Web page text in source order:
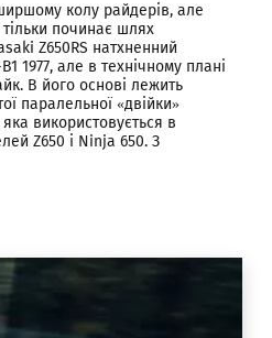
колу райдерів, але
починає шлях
Z650RS натхненний
1977, але в технічному плані
В його основі лежить
паралельної «двійки»
використовується в
Z650 і Ninja 650. З